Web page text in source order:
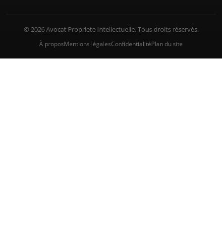
© 2026 Avocat Propriete Intellectuelle. Tous droits réservés.
À proposMentions légalesConfidentialitéPlan du site